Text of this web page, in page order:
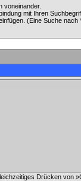
voneinander.
mit Ihren
(Eine Suche
Drücken von